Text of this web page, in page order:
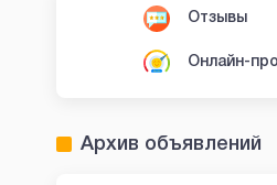
Отзывы
Онлайн-
Архив объявлений